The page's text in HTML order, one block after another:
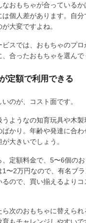
なおもちゃが合っているか
個人差があります。自分
大変ですよね。
スでは、おもちゃのプロ
合ったおもちゃを選んで
定額で利用できる
のが、コスト面です。
ようなの知育玩具や木製
ばかり。年齢や発達に合
大きいでしょう。
定額料金で、5〜6個の
1〜2万円なので、有名ブ
ので、買い揃えるより
次のおもちゃに替えられ